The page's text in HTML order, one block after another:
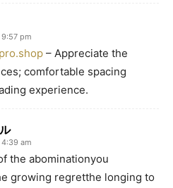
pm
– Appreciate the
comfortable spacing
experience.
am
the abominationyou
growing regretthe longing to